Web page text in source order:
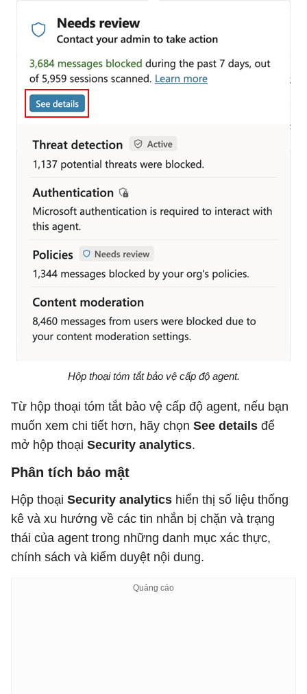
Hộp thoại tóm tắt bảo vệ cấp độ agent.
Từ hộp thoại tóm tắt bảo vệ cấp độ agent, nếu bạn
muốn xem chi tiết hơn, hãy chọn See details để
mở hộp thoại Security analytics.
Phân tích bảo mật
Hộp thoại Security analytics hiển thị số liệu thống
kê và xu hướng về các tin nhắn bị chặn và trạng
thái của agent trong những danh mục xác thực,
chính sách và kiểm duyệt nội dung.